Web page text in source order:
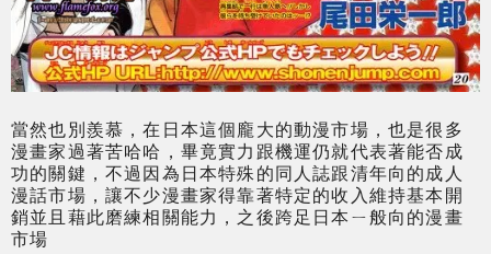
當然也別羨慕，在日本這個龐大的動漫市場，也是很多
漫畫家過著苦哈哈，畢竟實力跟機運仍就代表著能否成
功的關鍵，不過因為日本特殊的同人誌跟清年向的成人
漫話市場，讓不少漫畫家得靠著特定的收入維持基本開
銷並且藉此磨練相關能力，之後跨足日本ㄧ般向的漫畫
市場